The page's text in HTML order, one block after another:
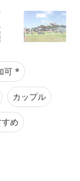
可 *
カップル
め